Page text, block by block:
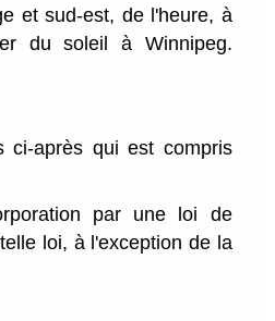
et sud-est, de l'heure, à
du soleil à Winnipeg.
après qui est compris
par une loi de
loi, à l'exception de la